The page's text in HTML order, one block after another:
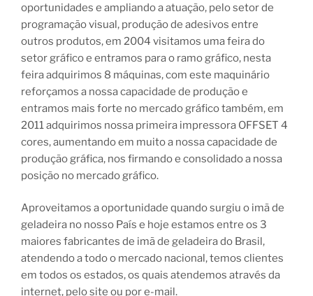
oportunidades e ampliando a atuação, pelo setor de
programação visual, produção de adesivos entre
outros produtos, em 2004 visitamos uma feira do
setor gráfico e entramos para o ramo gráfico, nesta
feira adquirimos 8 máquinas, com este maquinário
reforçamos a nossa capacidade de produção e
entramos mais forte no mercado gráfico também, em
2011 adquirimos nossa primeira impressora OFFSET 4
cores, aumentando em muito a nossa capacidade de
produção gráfica, nos firmando e consolidado a nossa
posição no mercado gráfico.
Aproveitamos a oportunidade quando surgiu o imã de
geladeira no nosso País e hoje estamos entre os 3
maiores fabricantes de imã de geladeira do Brasil,
atendendo a todo o mercado nacional, temos clientes
em todos os estados, os quais atendemos através da
internet, pelo site ou por e-mail.